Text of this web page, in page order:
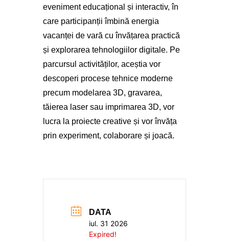
eveniment educațional și interactiv, în
care participanții îmbină energia
vacanței de vară cu învățarea practică
și explorarea tehnologiilor digitale. Pe
parcursul activităților, aceștia vor
descoperi procese tehnice moderne
precum modelarea 3D, gravarea,
tăierea laser sau imprimarea 3D, vor
lucra la proiecte creative și vor învăța
prin experiment, colaborare și joacă.
DATA
iul. 31 2026
Expired!